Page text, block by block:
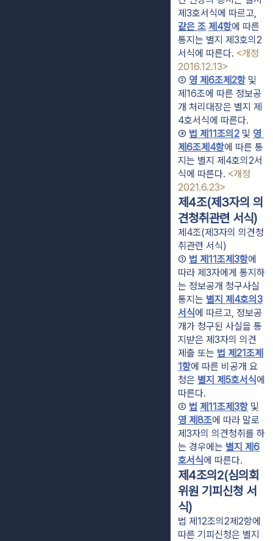
같은 조 제4항에 따른
통지는 별지 제3호의2
서식에 따른다. <개정
2016.12.13>
② 영 제6조제2항 및
제16조에 따른 정보공
개 처리대장은 별지 제
4호서식에 따른다.
③ 법 제11조의2 및 영
제6조제4항에 따른 통
지는 별지 제4호의2서
식에 따른다. <개정
2021.6.23>
제4조(제3자의 의
견청취관련 서식)
제4조(제3자의 의견청
취관련 서식)
① 법 제11조제3항에
따라 제3자에게 통지하
는 정보공개 청구사실
통지는 별지 제4호의3
서식에 따르고, 정보공
개가 청구된 사실을 통
지받은 제3자의 의견
제출 또는 법 제21조제
1항에 따른 비공개 요
청은 별지 제5호서식에
따른다.
② 법 제11조제3항
영 제8조에 따라 말로
제3자의 의견청취를 하
는 경우에는 별지 제6
호서식에 따른다.
제4조의2(심의회
위원 기피신청 서
식)
법 제12조의2제2항에
따른 기피신청은 별지